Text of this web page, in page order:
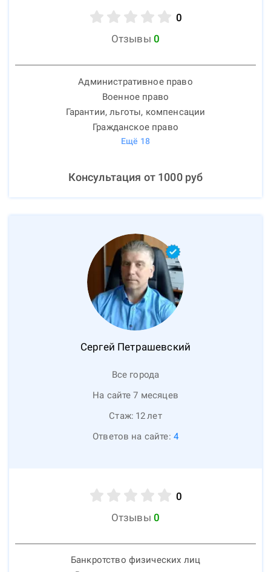
0
Отзывы 0
Административное право
Военное право
Гарантии, льготы, компенсации
Гражданское право
Ещё 18
Консультация от 1000руб
Сергей Петрашевский
Все города
На сайте 7 месяцев
Стаж: 12лет
Ответов на сайте: 4
0
Отзывы 0
Банкротство физических лиц